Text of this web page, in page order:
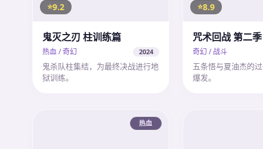
9.2
鬼灭之刃 柱训练篇
热血 / 奇幻 2024
鬼杀队柱集结，为最终决战进行地
狱训练。
8.9
咒术回战 第二季
奇幻 / 战斗
五条悟与夏油杰的
爆发。
热血